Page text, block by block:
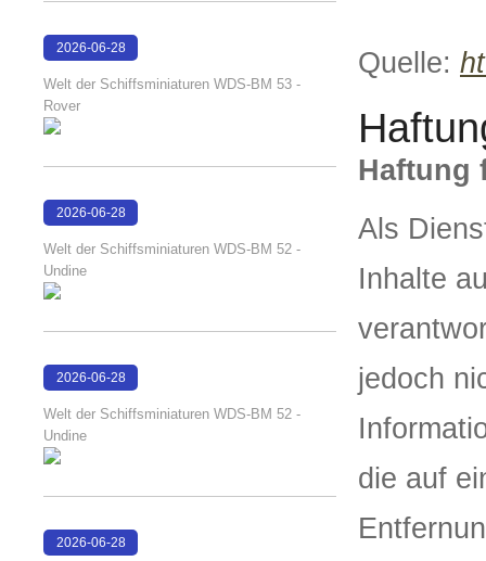
Quelle:
Haftung
Als
Inhalte
jedoch
die auf
2026-06-28
Welt der Schiffsminiaturen WDS-BM 53 -
Rover
2026-06-28
Welt der Schiffsminiaturen WDS-BM 52 -
Undine
2026-06-28
Welt der Schiffsminiaturen WDS-BM 52 -
Undine
2026-06-28